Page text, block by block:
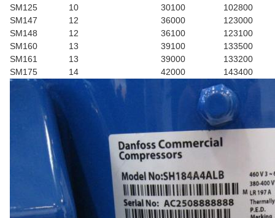
SM125 10 30100
102800
SM147
12 36000
123000
SM148
12 36100
123100
SM160
13 39100
133500
SM161
13 39000
133200
SM175
14 42000 143400